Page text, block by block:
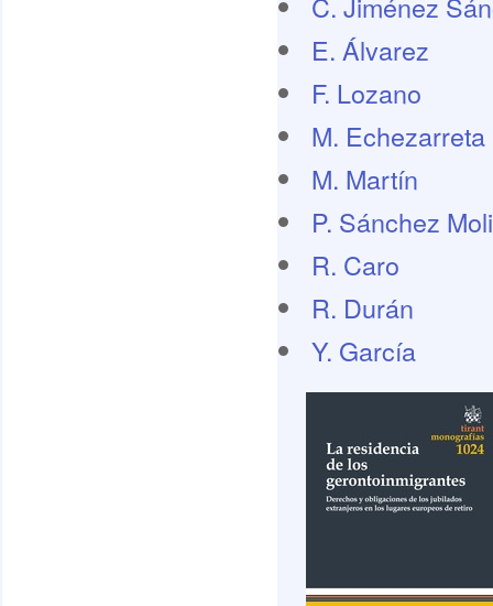
E. Álvarez
F. Lozano
M. Echezarreta
M. Martín
P. Sánchez
R. Caro
R. Durán
Y. García